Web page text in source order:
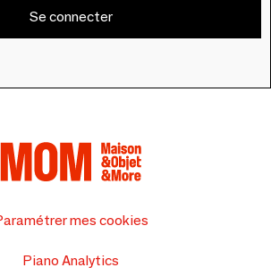
Se connecter
mes cookies
Piano Analytics